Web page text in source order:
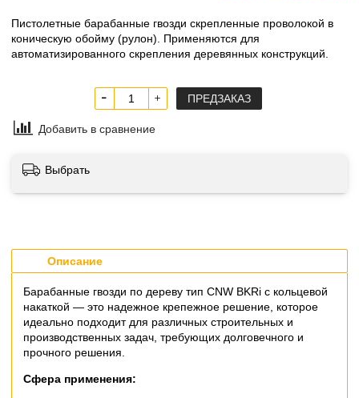
Пистолетные барабанные гвозди скрепленные проволокой в
коническую обойму (рулон). Применяются для
автоматизированного скрепления деревянных конструкций.
ПРЕДЗАКАЗ
Добавить в сравнение
Выбрать
Описание
Барабанные гвозди по дереву тип CNW BKRi с кольцевой
накаткой — это надежное крепежное решение, которое
идеально подходит для различных строительных и
производственных задач, требующих долговечного и
прочного решения.
Сфера применения: